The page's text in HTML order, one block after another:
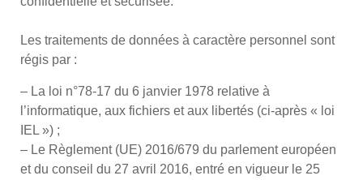
Les traitements de données à caractère personnel sont
régis par :
– La loi n°78-17 du 6 janvier 1978 relative à
l’informatique, aux fichiers et aux libertés (ci-après « loi
IEL ») ;
– Le Règlement (UE) 2016/679 du parlement européen
et du conseil du 27 avril 2016, entré en vigueur le 25